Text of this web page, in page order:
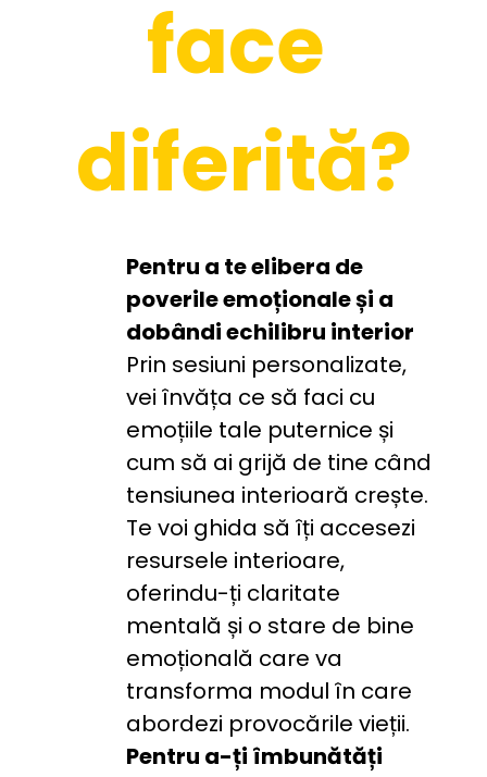
face
diferită?
Pentru a te elibera de
poverile emoționale și a
dobândi echilibru interior
Prin sesiuni personalizate,
vei învăța ce să faci cu
emoțiile tale puternice și
cum să ai grijă de tine când
tensiunea interioară crește.
Te voi ghida să îți accesezi
resursele interioare,
oferindu-ți claritate
mentală și o stare de bine
emoțională care va
transforma modul în care
abordezi provocările vieții.
Pentru a-ți îmbunătăți